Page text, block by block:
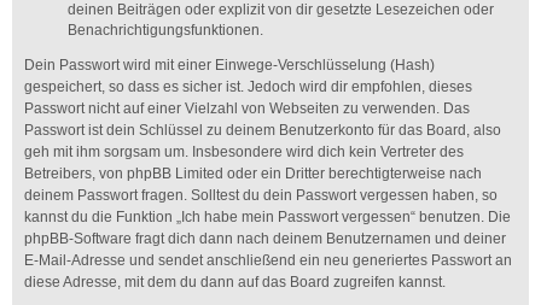
deinen Beiträgen oder explizit von dir gesetzte Lesezeichen oder
Benachrichtigungsfunktionen.
Dein Passwort wird mit einer Einwege-Verschlüsselung (Hash)
gespeichert, so dass es sicher ist. Jedoch wird dir empfohlen, dieses
Passwort nicht auf einer Vielzahl von Webseiten zu verwenden. Das
Passwort ist dein Schlüssel zu deinem Benutzerkonto für das Board, also
geh mit ihm sorgsam um. Insbesondere wird dich kein Vertreter des
Betreibers, von phpBB Limited oder ein Dritter berechtigterweise nach
deinem Passwort fragen. Solltest du dein Passwort vergessen haben, so
kannst du die Funktion „Ich habe mein Passwort vergessen“ benutzen. Die
phpBB-Software fragt dich dann nach deinem Benutzernamen und deiner
E-Mail-Adresse und sendet anschließend ein neu generiertes Passwort an
diese Adresse, mit dem du dann auf das Board zugreifen kannst.